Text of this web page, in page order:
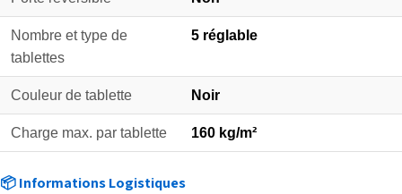
Nombre et type de
tablettes
5 réglable
Couleur de tablette Noir
Charge max. par tablette 160 kg/m²
📦 Informations Logistiques